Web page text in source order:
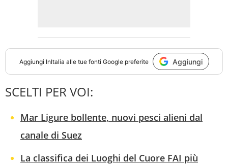
Aggiungi InItalia alle tue fonti Google preferite Aggiungi
SCELTI PER VOI:
Mar Ligure bollente, nuovi pesci alieni dal
canale di Suez
La classifica dei Luoghi del Cuore FAI più